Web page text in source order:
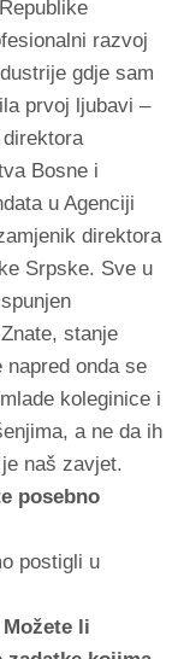
razvoj
gdje sam
prvoj ljubavi –
Bosne i
u Agenciji
direktora
Srpske. Sve u
stanje
onda se
koleginice i
a ne da ih
naš zavjet.
posebno
postigli u
li